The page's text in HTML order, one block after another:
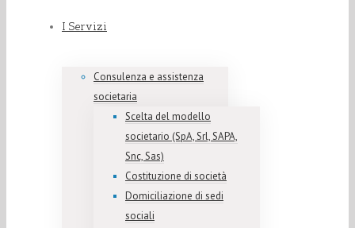
I Servizi
Consulenza e assistenza
societaria
Scelta del modello
societario (SpA, Srl, SAPA,
Snc, Sas)
Costituzione di società
Domiciliazione di sedi
sociali